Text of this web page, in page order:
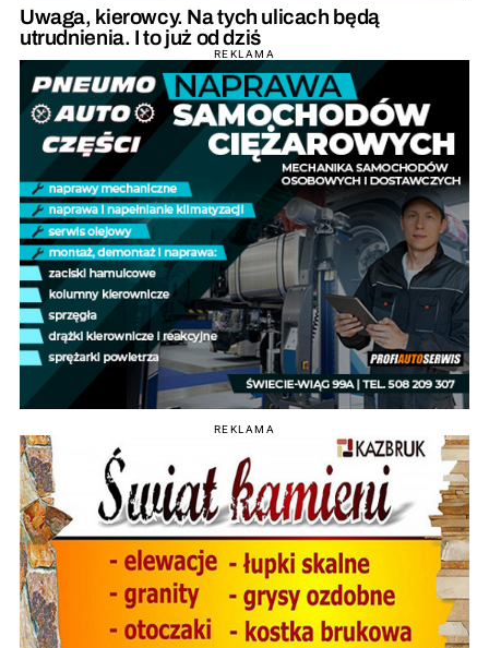
Uwaga, kierowcy. Na tych ulicach będą
utrudnienia. I to już od dziś
REKLAMA
REKLAMA